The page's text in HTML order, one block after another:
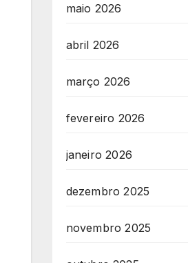
maio 2026
abril 2026
março 2026
fevereiro 2026
janeiro 2026
dezembro 2025
novembro 2025